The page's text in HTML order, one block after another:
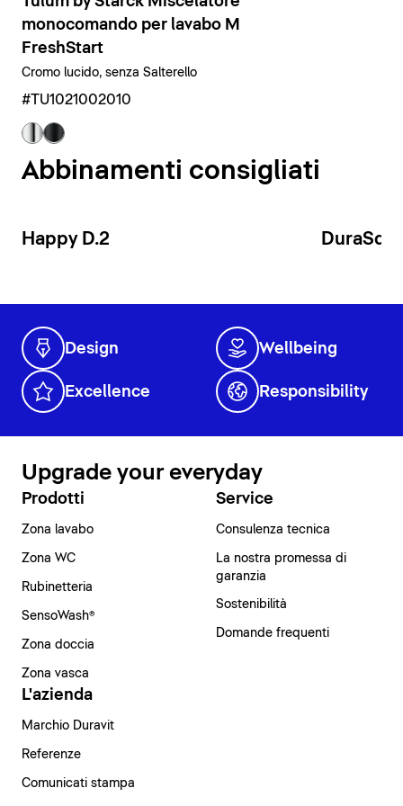
monocomando per lavabo M
FreshStart
Cromo lucido, senza Salterello
#TU1021002010
Abbinamenti consigliati
Happy D.2
Design Wellbeing
Excellence Responsibility
Upgrade your everyday
Prodotti
Zona lavabo
Zona WC
Rubinetteria
SensoWash®
Zona doccia
Zona vasca
Service
Consulenza tecnica
La nostra promessa di
garanzia
Sostenibilità
Domande frequenti
L'azienda
Marchio Duravit
Referenze
Comunicati stampa